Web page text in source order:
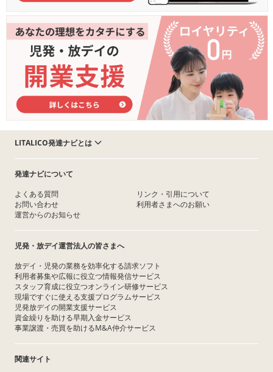
LITALICO発達ナビとは
発達ナビについて
よくある質問
お問い合わせ
運営からのお知らせ
リンク・引用について
利用者さまへのお願い
児発・放デイ運営法人の皆さまへ
放デイ・児発の業務を効率化する請求ソフト
利用者募集や広報に役立つ情報発信サービス
スタッフ育成に役立つオンライン研修サービス
現場ですぐに使える支援プログラムサービス
児発放デイの開業支援サービス
資金繰りを助ける早期入金サービス
事業譲渡・売買を助けるM&A仲介サービス
関連サイト